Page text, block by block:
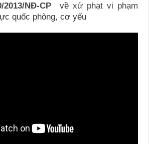
NĐ-CP về xử phạt vi phạm
quốc phòng, cơ yếu